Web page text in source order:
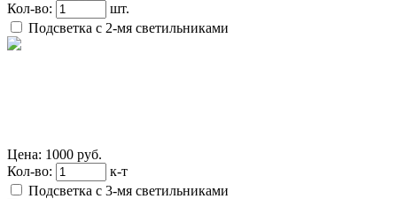
Кол-во:
шт.
Подсветка с 2-мя светильниками
Цена: 1000 руб.
Кол-во:
к-т
Подсветка с 3-мя светильниками